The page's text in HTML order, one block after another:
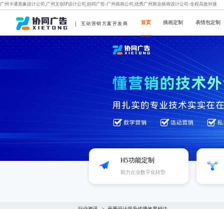
广州卡通形象设计公司,广州文创IP设计公司,协同广告-广州插画公司,优秀广州商业插画设计公司-全程高效对接
互动营销方案开发商 首页 插画定制 表情包定制
H5功能定制
助力企业数字化转型